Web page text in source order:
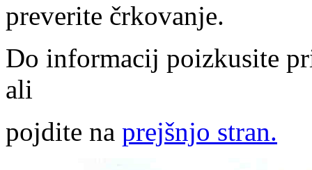
preverite črkovanje.
Do informacij poizkusite
ali
pojdite na prejšnjo stran.